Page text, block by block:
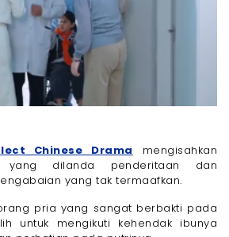
Chinese Drama mengisahkan
yang dilanda penderitaan dan
yang tak termaafkan.
pria yang sangat berbakti pada
untuk mengikuti kehendak ibunya